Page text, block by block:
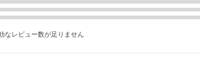
なレビュー数が足りません